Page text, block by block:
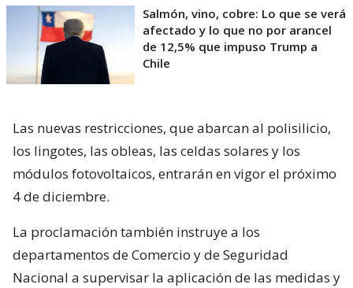
Salmón, vino, cobre: Lo que se verá
afectado y lo que no por arancel
de 12,5% que impuso Trump a
Chile
Las nuevas restricciones, que abarcan al polisilicio,
los lingotes, las obleas, las celdas solares y los
módulos fotovoltaicos, entrarán en vigor el próximo
4 de diciembre.
La proclamación también instruye a los
departamentos de Comercio y de Seguridad
Nacional a supervisar la aplicación de las medidas y